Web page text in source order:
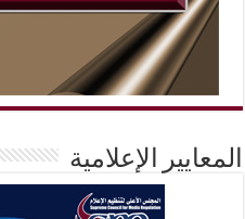
المعايير الإعلامية